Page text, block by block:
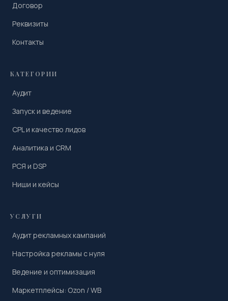
Договор
Реквизиты
Контакты
КАТЕГОРИИ
Аудит
Запуск и ведение
CPL и качество лидов
Аналитика и CRM
РСЯ и DSP
Ниши и кейсы
УСЛУГИ
Аудит рекламных кампаний
Настройка рекламы с нуля
Ведение и оптимизация
Маркетплейсы: Ozon / WB